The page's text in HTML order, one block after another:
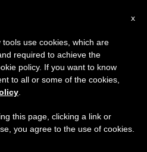
x
use cookies, which are
required to achieve the
policy. If you want to know
to all or some of the cookies,
this page, clicking a link or
you agree to the use of cookies.